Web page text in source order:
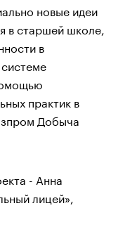
новые идеи
в старшей школе,
в
практик в
Добыча
- Анна
лицей»,